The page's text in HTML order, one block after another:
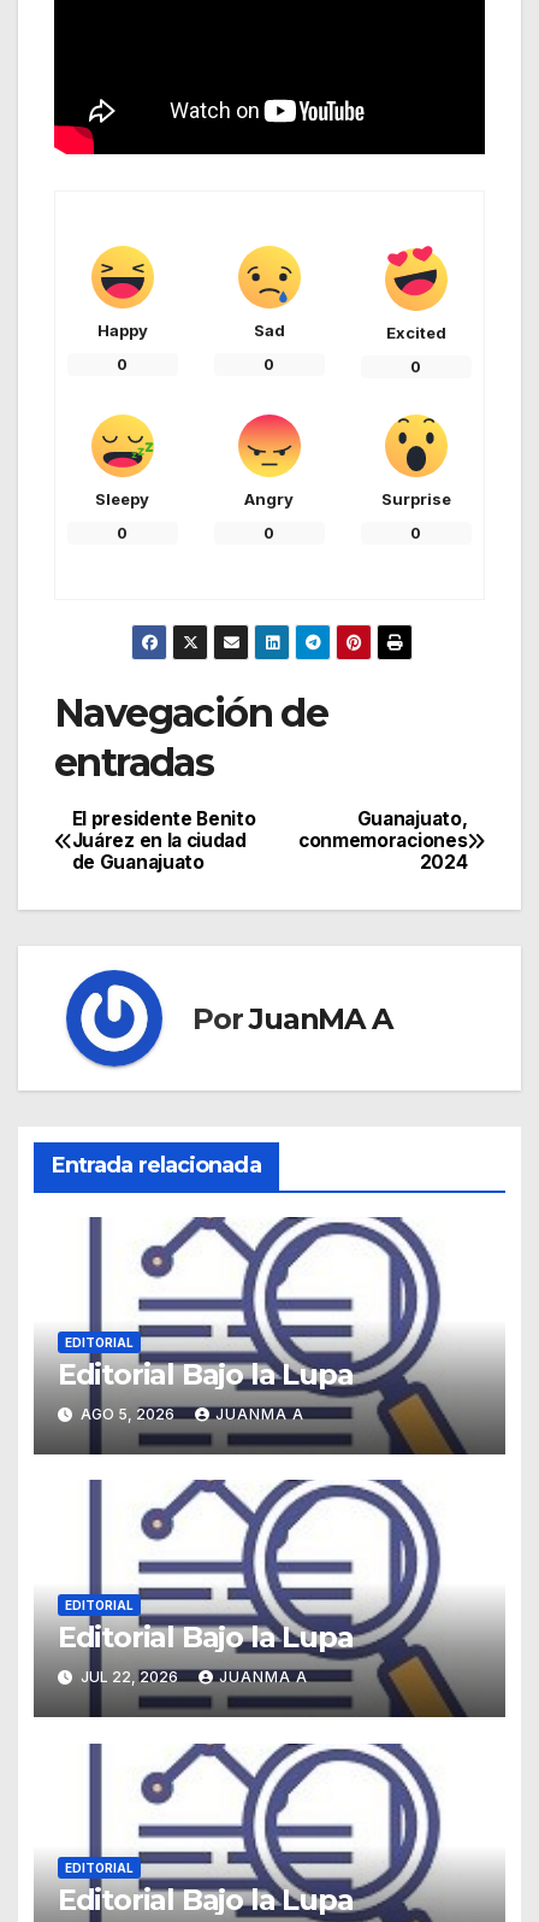
Happy
0
Sad
0
Excited
0
Sleepy
0
Angry
0
Surprise
0
Navegación de
entradas
Guanajuato,
conmemoraciones
2024
El presidente Benito
Juárez en la ciudad
de Guanajuato
PorJuanMA A
Entrada relacionada
EDITORIAL
Editorial Bajo la Lupa
AGO 5, 2026 JUANMA A
EDITORIAL
Editorial Bajo la Lupa
JUL 22, 2026 JUANMA A
EDITORIAL
Editorial Bajo la Lupa